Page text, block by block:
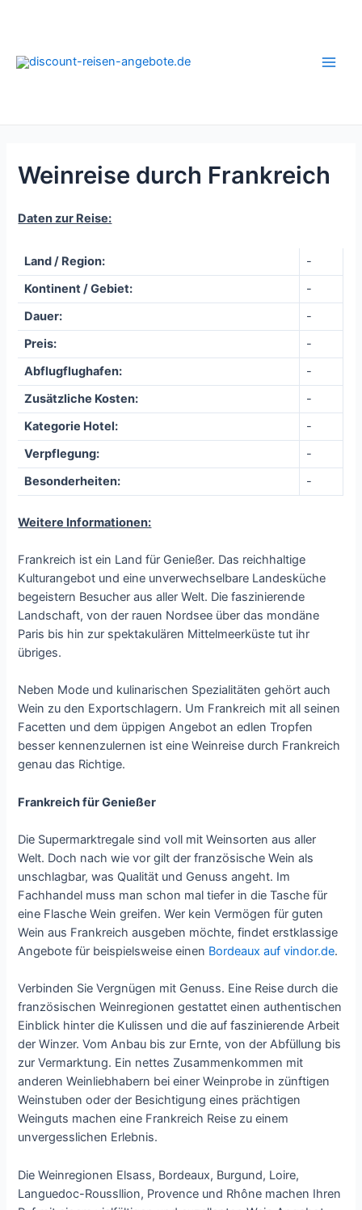
Weinreise durch Frankreich
Daten zur Reise:
Land / Region:
-
Kontinent / Gebiet:
-
Dauer:
-
Preis:
-
Abflugflughafen:
-
Zusätzliche Kosten:
-
Kategorie Hotel:
-
Verpflegung:
-
Besonderheiten:
-
Weitere Informationen:
Frankreich ist ein Land für Genießer. Das reichhaltige
Kulturangebot und eine unverwechselbare Landesküche
begeistern Besucher aus aller Welt. Die faszinierende
Landschaft, von der rauen Nordsee über das mondäne
Paris bis hin zur spektakulären Mittelmeerküste tut ihr
übriges.
Neben Mode und kulinarischen Spezialitäten gehört auch
Wein zu den Exportschlagern. Um Frankreich mit all seinen
Facetten und dem üppigen Angebot an edlen Tropfen
besser kennenzulernen ist eine Weinreise durch Frankreich
genau das Richtige.
Frankreich für Genießer
Die Supermarktregale sind voll mit Weinsorten aus aller
Welt. Doch nach wie vor gilt der französische Wein als
unschlagbar, was Qualität und Genuss angeht. Im
Fachhandel muss man schon mal tiefer in die Tasche für
eine Flasche Wein greifen. Wer kein Vermögen für guten
Wein aus Frankreich ausgeben möchte, findet erstklassige
Angebote für beispielsweise einen Bordeaux auf vindor.de.
Verbinden Sie Vergnügen mit Genuss. Eine Reise durch die
französischen Weinregionen gestattet einen authentischen
Einblick hinter die Kulissen und die auf faszinierende Arbeit
der Winzer. Vom Anbau bis zur Ernte, von der Abfüllung bis
zur Vermarktung. Ein nettes Zusammenkommen mit
anderen Weinliebhabern bei einer Weinprobe in zünftigen
Weinstuben oder der Besichtigung eines prächtigen
Weinguts machen eine Frankreich Reise zu einem
unvergesslichen Erlebnis.
Die Weinregionen Elsass, Bordeaux, Burgund, Loire,
Languedoc-Roussllion, Provence und Rhône machen Ihren